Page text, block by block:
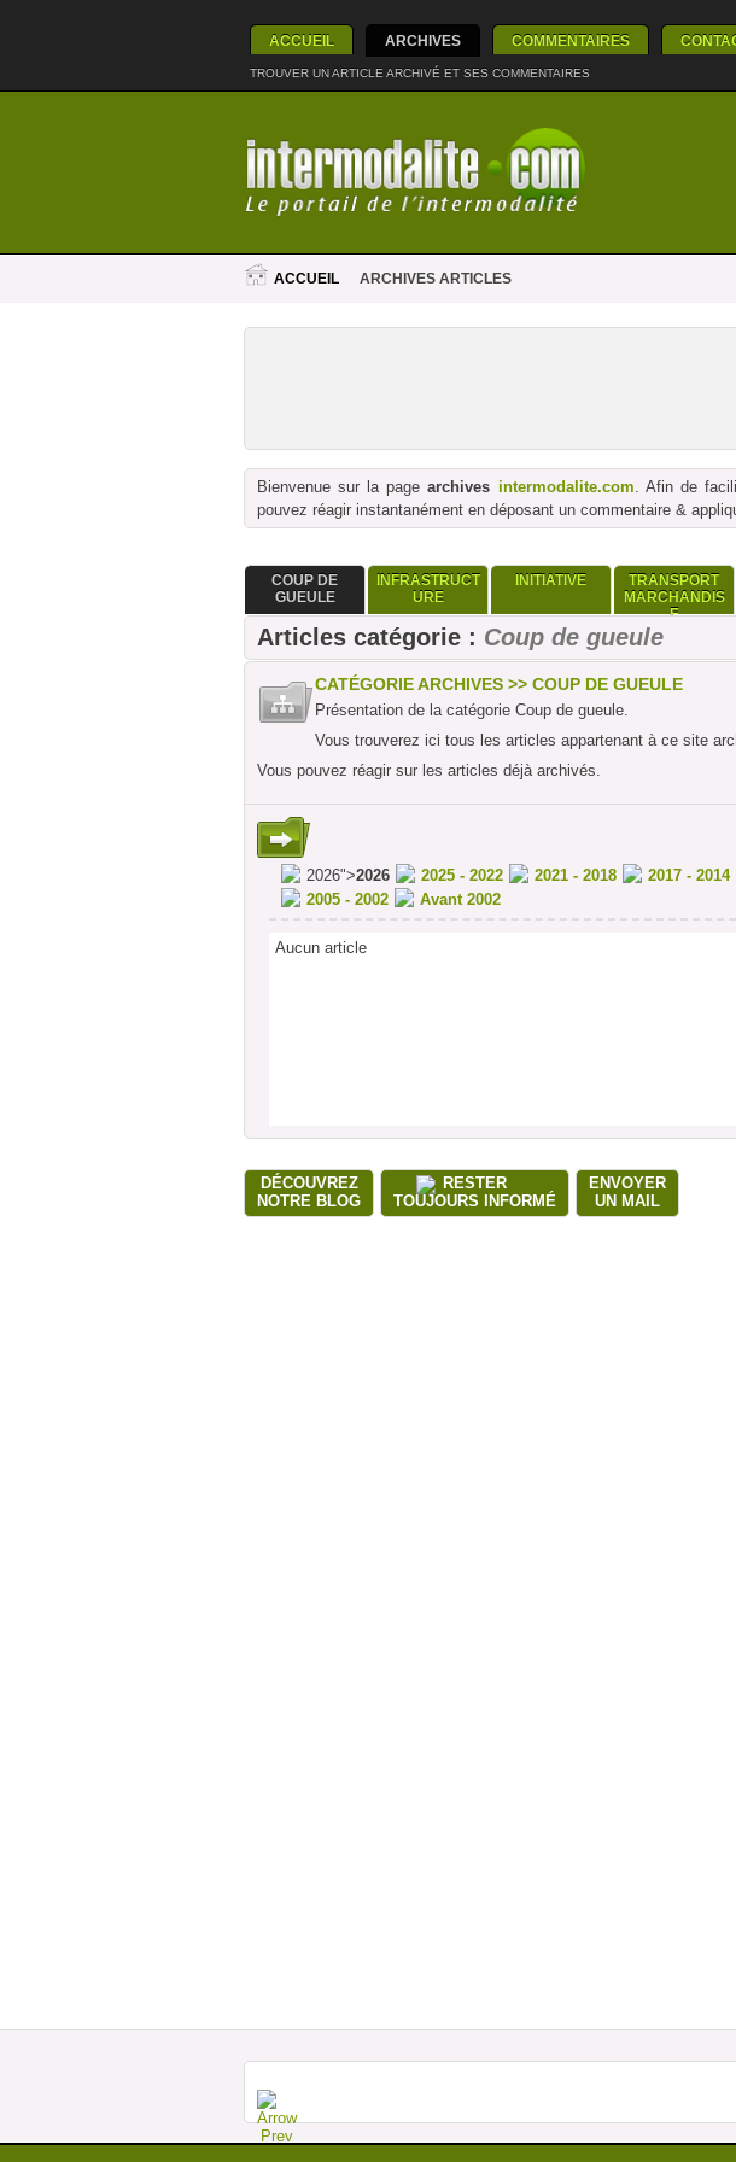
ACCUEIL ARCHIVES COMMENTAIRES
TROUVER UN ARTICLE ARCHIVÉ ET SES COMMENTAIRES
ACCUEIL ARCHIVES ARTICLES
Bienvenue sur la pagearchives intermodalite.com. Afin de
pouvez réagir instantanément en déposant un commentaire &
COUP DE
GUEULE
INFRASTRUCT
URE
INITIATIVE
TRANSPORT
MARCHANDIS
E
Articles catégorie : Coup de gueule
CATÉGORIE ARCHIVES >> COUP DE GUEULE
Présentation de la catégorie Coup de gueule.
Vous trouverez ici tous les articles appartenant à ce site
Vous pouvez réagir sur les articles déjà archivés.
2026">2026 2025 - 2022 2021 - 2018 2017 - 2014
2005 - 2002
Avant 2002
Aucun article
DÉCOUVREZ
NOTRE BLOG
RESTER
TOUJOURS INFORMÉ
ENVOYER
UN MAIL